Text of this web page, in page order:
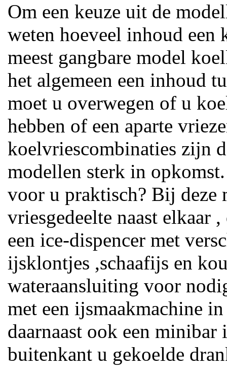
Om een keuze uit de
weten hoeveel inhoud een
meest gangbare model
het algemeen een inhoud
moet u overwegen of u
hebben of een aparte
koelvriescombinaties zijn
modellen sterk in
voor u praktisch? Bij deze
vriesgedeelte naast elkaar
een ice-dispencer met
ijsklontjes ,schaafijs en
wateraansluiting voor
met een ijsmaakmachine
daarnaast ook een
buitenkant u gekoelde